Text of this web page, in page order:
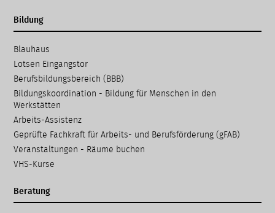
Bildung
Navigation
überspringen
Blauhaus
Lotsen Eingangstor
Berufsbildungsbereich (BBB)
Bildungskoordination - Bildung für Menschen in den
Werkstätten
Arbeits-Assistenz
Geprüfte Fachkraft für Arbeits- und Berufsförderung (gFAB)
Veranstaltungen - Räume buchen
VHS-Kurse
Beratung